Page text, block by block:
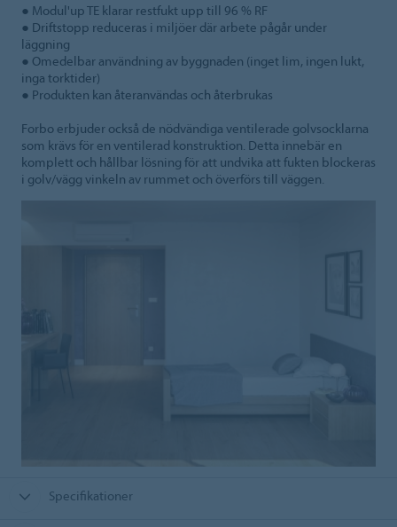
● Modul'up TE klarar restfukt upp till 96 % RF
● Driftstopp reduceras i miljöer där arbete pågår under
läggning
● Omedelbar användning av byggnaden (inget lim, ingen lukt,
inga torktider)
● Produkten kan återanvändas och återbrukas
Forbo erbjuder också de nödvändiga ventilerade golvsocklarna
som krävs för en ventilerad konstruktion. Detta innebär en
komplett och hållbar lösning för att undvika att fukten blockeras
i golv/vägg vinkeln av rummet och överförs till väggen.
Specifikationer